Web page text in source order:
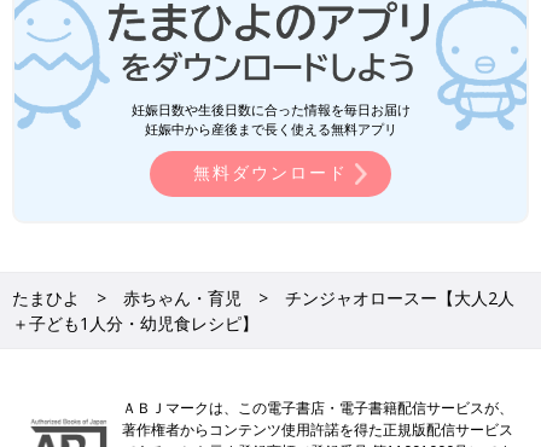
妊娠日数や生後日数に合った情報を毎日お届け
妊娠中から産後まで長く使える無料アプリ
無料ダウンロード
たまひよ 赤ちゃん・育児
チンジャオロースー【大人2人
＋子ども1人分・幼児食レシピ】
ＡＢＪマークは、この電子書店・電子書籍配信サービスが、
著作権者からコンテンツ使用許諾を得た正規版配信サービス